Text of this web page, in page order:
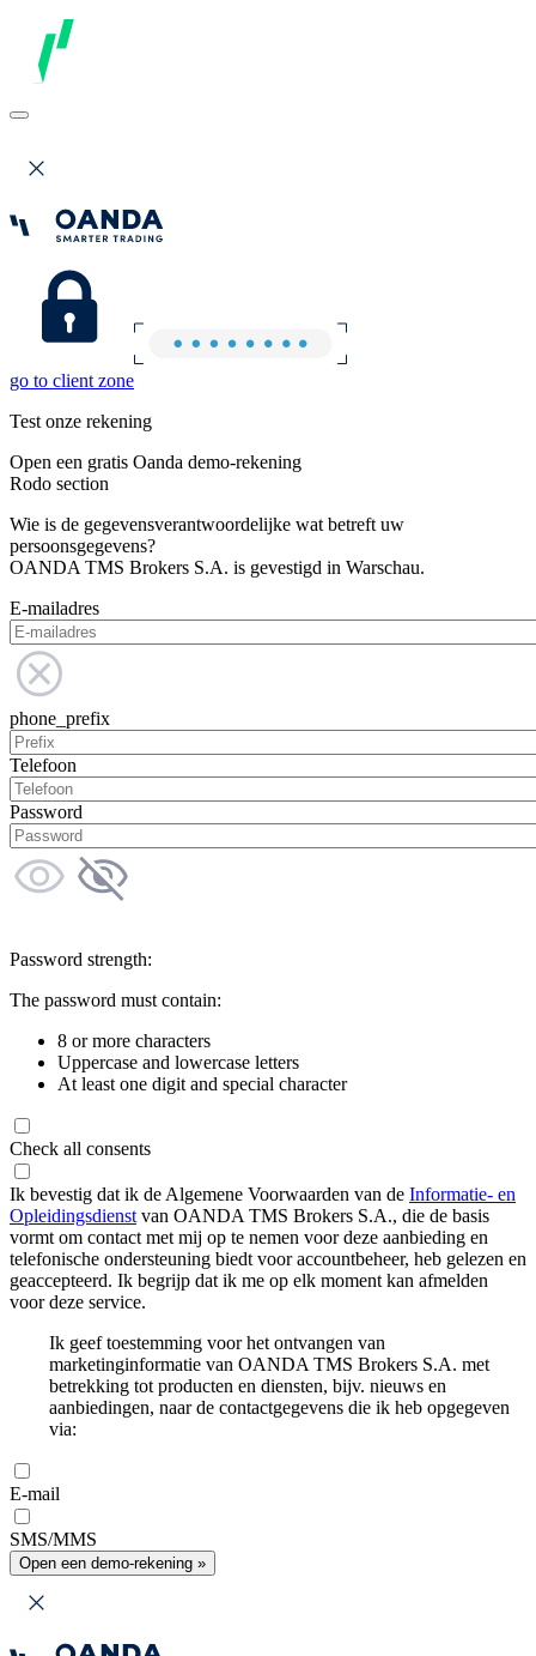
go to client zone
Test onze rekening
Open een gratis Oanda demo-rekening
Rodo section
Wie is de gegevensverantwoordelijke wat betreft uw
persoonsgegevens?
OANDA TMS Brokers S.A. is gevestigd in Warschau.
E-mailadres
phone_prefix
Telefoon
Password
Password strength:
The password must contain:
8 or more characters
Uppercase and lowercase letters
At least one digit and special character
Check all consents
Ik bevestig dat ik de Algemene Voorwaarden van de Informatie- en
Opleidingsdienst van OANDA TMS Brokers S.A., die de basis
vormt om contact met mij op te nemen voor deze aanbieding en
telefonische ondersteuning biedt voor accountbeheer, heb gelezen en
geaccepteerd. Ik begrijp dat ik me op elk moment kan afmelden
voor deze service.
Ik geef toestemming voor het ontvangen van
marketinginformatie van OANDA TMS Brokers S.A. met
betrekking tot producten en diensten, bijv. nieuws en
aanbiedingen, naar de contactgegevens die ik heb opgegeven
via:
E-mail
SMS/MMS
Open een demo-rekening »